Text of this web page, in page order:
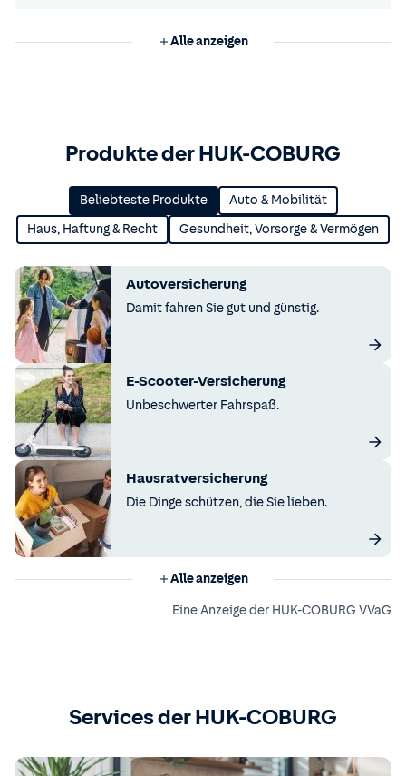
Alle anzeigen
Produkte der HUK-COBURG
Beliebteste Produkte Auto & Mobilität
Haus, Haftung & Recht Gesundheit, Vorsorge & Vermögen
Autoversicherung
Damit fahren Sie gut und günstig.
E-Scooter-Versicherung
Unbeschwerter Fahrspaß.
Hausratversicherung
Die Dinge schützen, die Sie lieben.
Alle anzeigen
Eine Anzeige der HUK-COBURG VVaG
Services der HUK-COBURG